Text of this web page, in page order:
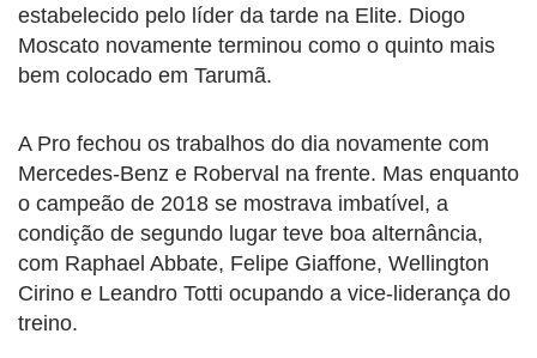
estabelecido pelo líder da tarde na Elite. Diogo
Moscato novamente terminou como o quinto mais
bem colocado em Tarumã.
A Pro fechou os trabalhos do dia novamente com
Mercedes-Benz e Roberval na frente. Mas enquanto
o campeão de 2018 se mostrava imbatível, a
condição de segundo lugar teve boa alternância,
com Raphael Abbate, Felipe Giaffone, Wellington
Cirino e Leandro Totti ocupando a vice-liderança do
treino.